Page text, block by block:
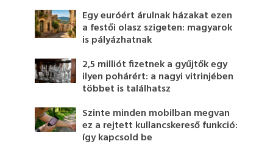
Egy euróért árulnak házakat ezen
a festői olasz szigeten: magyarok
is pályázhatnak
2,5 milliót fizetnek a gyűjtők egy
ilyen pohárért: a nagyi vitrinjében
többet is találhatsz
Szinte minden mobilban megvan
ez a rejtett kullancskereső funkció:
így kapcsold be